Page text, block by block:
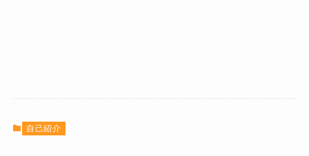
自己紹介